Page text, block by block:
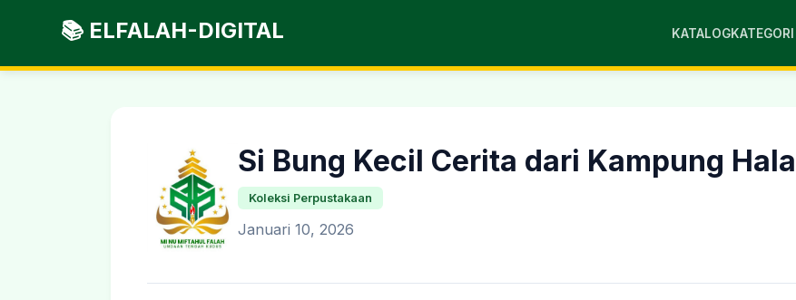
📚 ELFALAH-DIGITAL KATALOG
Si Bung Kecil Cerita dari Kampung
Koleksi Perpustakaan
Januari 10, 2026